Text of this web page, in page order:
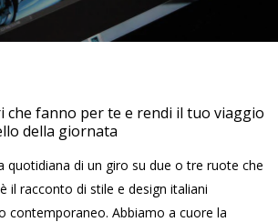
che fanno per te e rendi il tuo viaggio
della giornata
quotidiana di un giro su due o tre ruote che
il racconto di stile e design italiani
contemporaneo. Abbiamo a cuore la